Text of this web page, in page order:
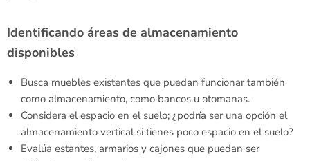
Identificando áreas de almacenamiento
disponibles
Busca muebles existentes que puedan funcionar también
como almacenamiento, como bancos u otomanas.
Considera el espacio en el suelo; ¿podría ser una opción el
almacenamiento vertical si tienes poco espacio en el suelo?
Evalúa estantes, armarios y cajones que puedan ser